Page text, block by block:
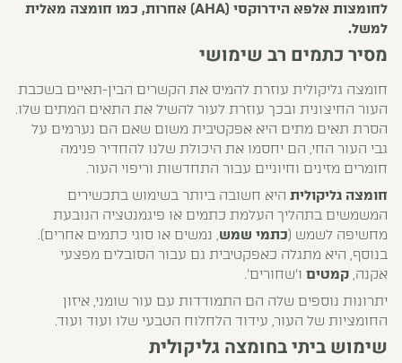
לחומצות אלפא הידרוקסי (AHA) אחרות, כמו חומצה מאלית
למשל.
מסיר כתמים רב שימושי
חומצה גליקולית עוזרת להמיס את הקשרים הבין-תאיים בשכבת
העור החיצונית ובכך עוזרת לעור להשיל את התאים המתים שלו.
הסרת תאים מתים היא אפקטיבית משום שאם הם נערמים על
גבי העור החי, הם יחסמו את היכולת שלנו להחדיר פנימה
חומרים מזינים וחיוניים עבור התחדשות וריפוי העור.
חומצה גליקולית היא חשובה ביותר בשימוש בתכשירים
המשמשים בתהליך העלמת כתמים או פיגמנטציה הנובעת
מחשיפה לשמש (כתמי שמש, נמשים או סוגי כתמים אחרים).
בנוסף, היא מתגלה כאפקטיבית גם עבור הסובלים מפצעי
אקנה, קמטים ו'שחורים'.
יתרונות נוספים שלה הם התמודדות עם עור שומני, איזון
החומציות של העור, עידוד הלחלוח הטבעי שלו ועוד ועוד.
שימוש ביתי בחומצה גליקולית